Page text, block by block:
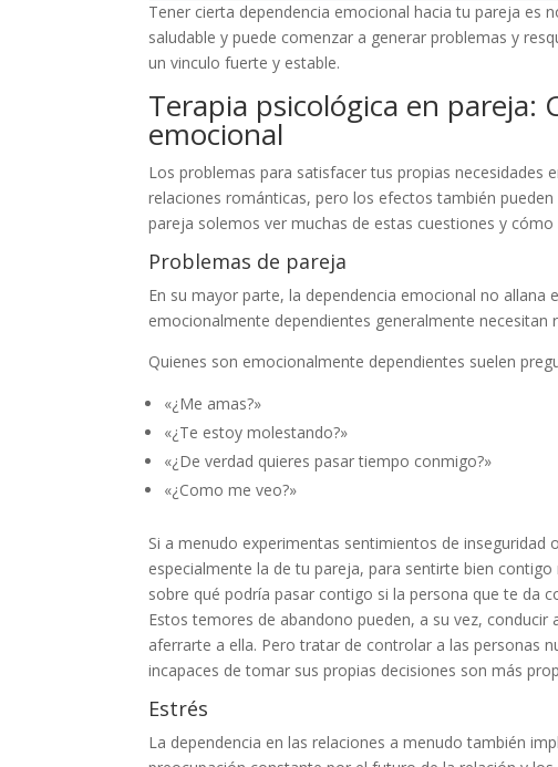
Tener cierta dependencia emocional hacia tu pareja es
saludable y puede comenzar a generar problemas y
un vinculo fuerte y estable.
Terapia psicológica en pareja:
emocional
Los problemas para satisfacer tus propias
relaciones románticas, pero los efectos también
pareja solemos ver muchas de estas cuestiones y
Problemas de pareja
En su mayor parte, la dependencia emocional no allana
emocionalmente dependientes generalmente
Quienes son emocionalmente dependientes suelen
«¿Me amas?»
«¿Te estoy molestando?»
«¿De verdad quieres pasar tiempo conmigo?»
«¿Como me veo?»
Si a menudo experimentas sentimientos de
especialmente la de tu pareja, para sentirte bien
sobre qué podría pasar contigo si la persona que te da
Estos temores de abandono pueden, a su vez,
aferrarte a ella. Pero tratar de controlar a las personas
incapaces de tomar sus propias decisiones son más
Estrés
La dependencia en las relaciones a menudo también